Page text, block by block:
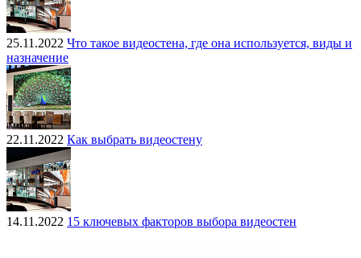
25.11.2022 Что такое видеостена, где она используется, виды и
назначение
22.11.2022 Как выбрать видеостену
14.11.2022 15 ключевых факторов выбора видеостен